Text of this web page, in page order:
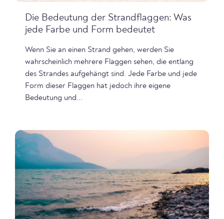
Die Bedeutung der Strandflaggen: Was
jede Farbe und Form bedeutet
Wenn Sie an einen Strand gehen, werden Sie
wahrscheinlich mehrere Flaggen sehen, die entlang
des Strandes aufgehängt sind. Jede Farbe und jede
Form dieser Flaggen hat jedoch ihre eigene
Bedeutung und...